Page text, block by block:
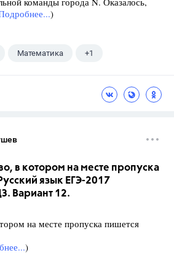
)
Математика +1
в котором на месте пропуска
язык ЕГЭ-2017
Вариант 12.
на месте пропуска пишется
)